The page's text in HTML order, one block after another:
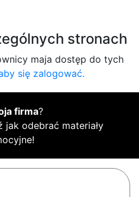
stronach
maja dostęp do tych
się zalogować.
firma?
jak odebrać materiały